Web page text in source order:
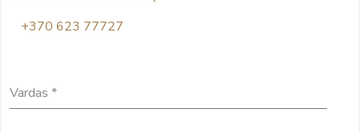
+370 623 77727
Vardas *